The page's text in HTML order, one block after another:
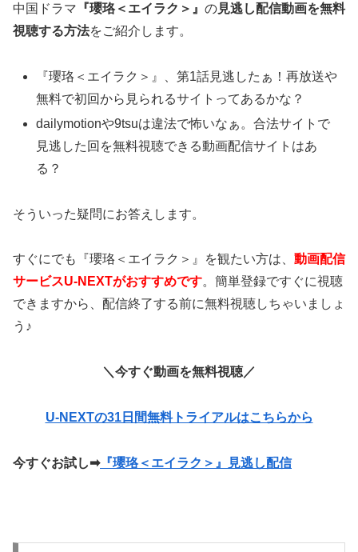
中国ドラマ 『瓔珞＜エイラク＞』 の見逃し配信動画を無料
視聴する方法をご紹介します。
『瓔珞＜エイラク＞』、第1話見逃したぁ！再放送や
無料で初回から見られるサイトってあるかな？
dailymotionや9tsuは違法で怖いなぁ。合法サイトで
見逃した回を無料視聴できる動画配信サイトはあ
る？
そういった疑問にお答えします。
すぐにでも『瓔珞＜エイラク＞』を観たい方は、 動画配信
サービスU-NEXTがおすすめです。簡単登録ですぐに視聴
できますから、配信終了する前に無料視聴しちゃいましょ
う♪
＼今すぐ動画を無料視聴／
U-NEXTの31日間無料トライアルはこちらから
今すぐお試し➡『瓔珞＜エイラク＞』見逃し配信